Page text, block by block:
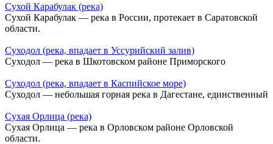
Сухой Карабулак (река)
Сухой Карабулак — река в России, протекает в Саратовской
области.
Суходол (река, впадает в Уссурийский залив)
Суходол — река в Шкотовском районе Приморского
Суходол (река, впадает в Каспийское море)
Суходол — небольшая горная река в Дагестане, единственный
Сухая Орлица (река)
Сухая Орлица — река в Орловском районе Орловской
области.